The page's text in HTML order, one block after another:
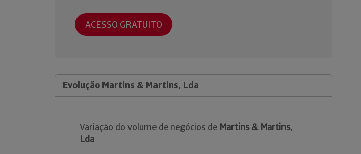
ACESSO GRATUITO
Evolução Martins & Martins, Lda
Variação do volume de negócios de Martins & Martins,
Lda